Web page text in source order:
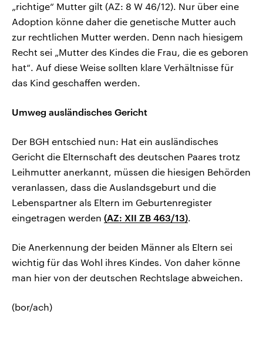
„richtige“ Mutter gilt (AZ: 8 W 46/12). Nur über eine
Adoption könne daher die genetische Mutter auch
zur rechtlichen Mutter werden. Denn nach hiesigem
Recht sei „Mutter des Kindes die Frau, die es geboren
hat“. Auf diese Weise sollten klare Verhältnisse für
das Kind geschaffen werden.
Umweg ausländisches Gericht
Der BGH entschied nun: Hat ein ausländisches
Gericht die Elternschaft des deutschen Paares trotz
Leihmutter anerkannt, müssen die hiesigen Behörden
veranlassen, dass die Auslandsgeburt und die
Lebenspartner als Eltern im Geburtenregister
eingetragen werden (AZ: XII ZB 463/13).
Die Anerkennung der beiden Männer als Eltern sei
wichtig für das Wohl ihres Kindes. Von daher könne
man hier von der deutschen Rechtslage abweichen.
(bor/ach)